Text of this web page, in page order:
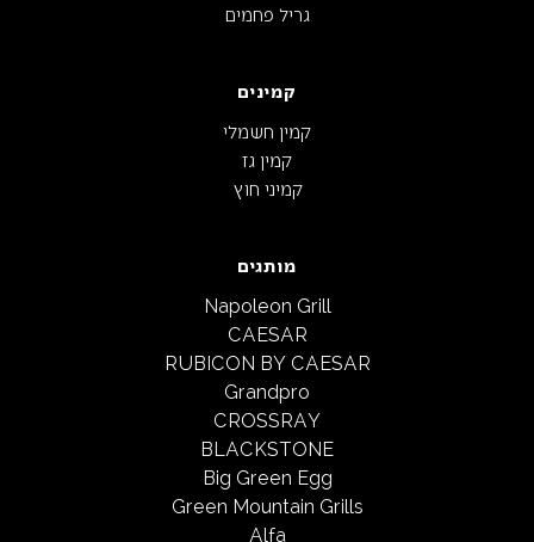
גריל פחמים
קמינים
קמין חשמלי
קמין גז
קמיני חוץ
מותגים
Napoleon Grill
CAESAR
RUBICON BY CAESAR
Grandpro
CROSSRAY
BLACKSTONE
Big Green Egg
Green Mountain Grills
Alfa